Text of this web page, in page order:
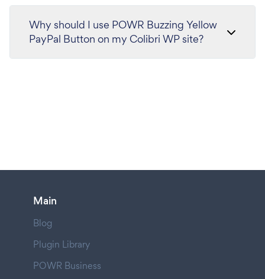
Why should I use POWR Buzzing Yellow
PayPal Button on my Colibri WP site?
Main
Blog
Plugin Library
POWR Business